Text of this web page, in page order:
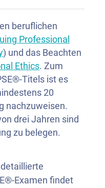
beruflichen
Professional
) und das Beachten
Ethics. Zum
Titels ist es
20
nachzuweisen.
drei Jahren sind
zu belegen.
Examen findet